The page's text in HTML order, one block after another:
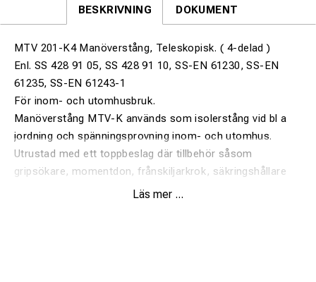
BESKRIVNING DOKUMENT
MTV 201-K4 Manöverstång, Teleskopisk. ( 4-delad )
Enl. SS 428 91 05, SS 428 91 10, SS-EN 61230, SS-EN
61235, SS-EN 61243-1
För inom- och utomhusbruk.
Manöverstång MTV-K används som isolerstång vid bl a
jordning och spänningsprovning inom- och utomhus.
Utrustad med ett toppbeslag där tillbehör såsom
gripsökare, momentdon, frånskiljarkrok, säkringshållare
och spänningsprovare ansluts.Läs mer ...